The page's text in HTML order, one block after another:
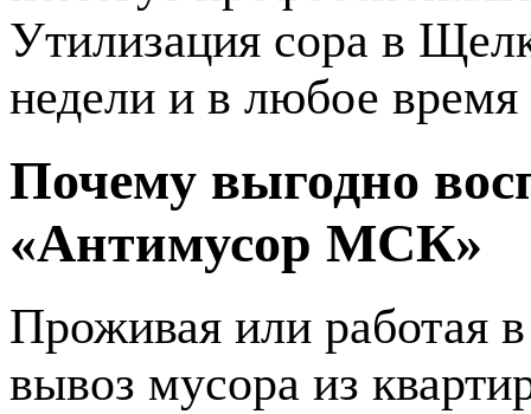
Утилизация сора в
недели и в любое время
Почему выгодно
«Антимусор МСК»
Проживая или работая
вывоз мусора из